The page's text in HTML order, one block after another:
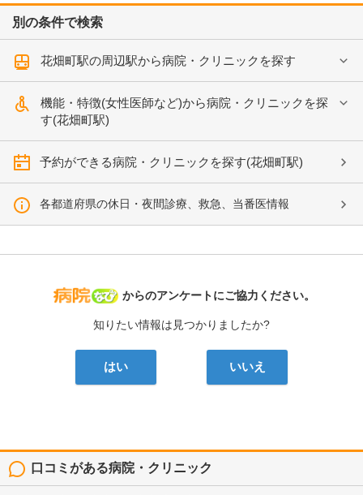
別の条件で検索
花畑町駅の周辺駅から病院・クリニックを探す
機能・特徴(女性医師など)から病院・クリニックを探
す(花畑町駅)
予約ができる病院・クリニックを探す(花畑町駅)
各都道府県の休日・夜間診療、救急、当番医情報
病院なび
からのアンケートにご協力ください。
知りたい情報は見つかりましたか?
はい いいえ
口コミがある病院・クリニック